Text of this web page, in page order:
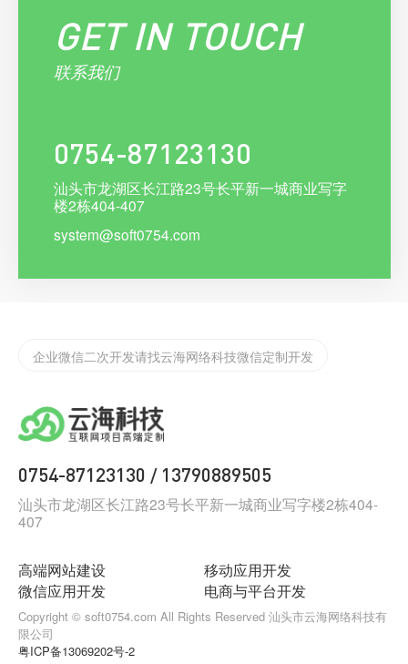
GET IN TOUCH
联系我们
0754-87123130
汕头市龙湖区长江路23号长平新一城商业写字
楼2栋404-407
system@soft0754.com
企业微信二次开发请找云海网络科技微信定制开发
汕头定制化app开发需要注意些什么？
汕头小程序开发告诉你怎么找到抖音小程序
如何制作一款合格的小程序？
汕头网络科技有限公司，云海网络科技有限公司
汕头大型互联网公司，请找云海网络科技
0754-87123130 /13790889505
汕头市龙湖区长江路23号长平新一城商业写字楼2栋404-
407
高端网站建设
移动应用开发
微信应用开发
电商与平台开发
Copyright © soft0754.com All Rights Reserved 汕头市云海网络科技有
限公司
粤ICP备13069202号-2